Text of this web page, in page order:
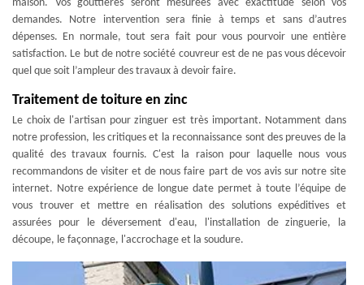
maison. Vos gouttières seront mesurées avec exactitude selon vos
demandes. Notre intervention sera finie à temps et sans d’autres
dépenses. En normale, tout sera fait pour vous pourvoir une entière
satisfaction. Le but de notre société couvreur est de ne pas vous décevoir
quel que soit l’ampleur des travaux à devoir faire.
Traitement de toiture en zinc
Le choix de l'artisan pour zinguer est très important. Notamment dans
notre profession, les critiques et la reconnaissance sont des preuves de la
qualité des travaux fournis. C'est la raison pour laquelle nous vous
recommandons de visiter et de nous faire part de vos avis sur notre site
internet. Notre expérience de longue date permet à toute l’équipe de
vous trouver et mettre en réalisation des solutions expéditives et
assurées pour le déversement d'eau, l'installation de zinguerie, la
découpe, le façonnage, l'accrochage et la soudure.